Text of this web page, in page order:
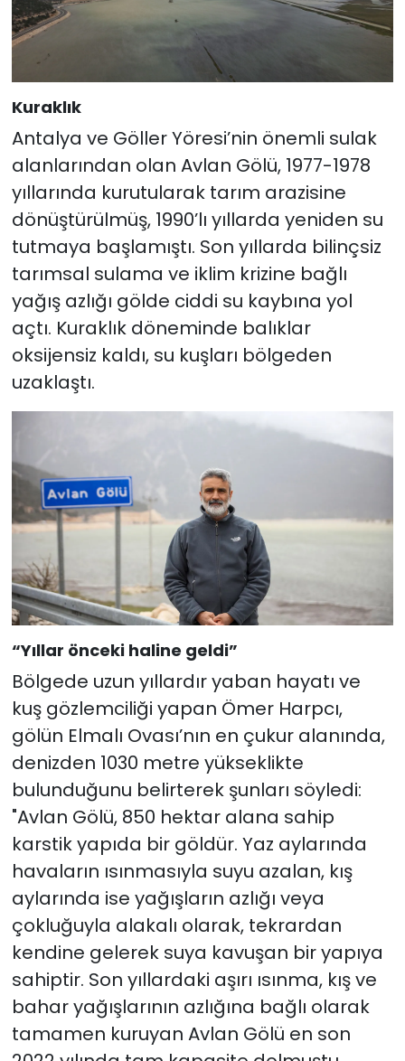
Kuraklık
Antalya ve Göller Yöresi’nin önemli sulak
alanlarından olan Avlan Gölü, 1977-1978
yıllarında kurutularak tarım arazisine
dönüştürülmüş, 1990’lı yıllarda yeniden su
tutmaya başlamıştı. Son yıllarda bilinçsiz
tarımsal sulama ve iklim krizine bağlı
yağış azlığı gölde ciddi su kaybına yol
açtı. Kuraklık döneminde balıklar
oksijensiz kaldı, su kuşları bölgeden
uzaklaştı.
“Yıllar önceki haline geldi”
Bölgede uzun yıllardır yaban hayatı ve
kuş gözlemciliği yapan Ömer Harpcı,
gölün Elmalı Ovası’nın en çukur alanında,
denizden 1030 metre yükseklikte
bulunduğunu belirterek şunları söyledi:
"Avlan Gölü, 850 hektar alana sahip
karstik yapıda bir göldür. Yaz aylarında
havaların ısınmasıyla suyu azalan, kış
aylarında ise yağışların azlığı veya
çokluğuyla alakalı olarak, tekrardan
kendine gelerek suya kavuşan bir yapıya
sahiptir. Son yıllardaki aşırı ısınma, kış ve
bahar yağışlarının azlığına bağlı olarak
tamamen kuruyan Avlan Gölü en son